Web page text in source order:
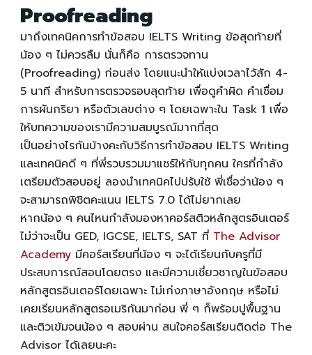
Proofreading
มาถึงเทคนิคการทําข้อสอบ IELTS Writing ข้อสุดท้ายที่
น้อง ๆ ไม่ควรลืม นั่นก็คือ การตรวจทาน
(Proofreading) ก่อนส่ง โดยแนะนำให้แบ่งเวลาไว้สัก 4-
5 นาที สำหรับการตรวจรอบสุดท้าย เพื่อดูคำผิด คำเชื่อม
การผันกริยา หรือตัวเลขต่าง ๆ โดยเฉพาะใน Task 1 เพื่อ
ให้บทความของเรามีความสมบูรณ์มากที่สุด
เป็นอย่างไรกันบ้างคะกับวิธีการทําข้อสอบ IELTS Writing
และเทคนิคดี ๆ ที่พี่รวบรวมมาแชร์ให้กับทุกคน ใครที่กำลัง
เตรียมตัวสอบอยู่ ลองนำเทคนิคไปปรับใช้ พี่เชื่อว่าน้อง ๆ
จะสามารถพิชิตคะแนน IELTS 7.0 ได้ไม่ยากเลย
หากน้อง ๆ คนไหนกำลังมองหาคอร์สติวหลักสูตรอินเตอร์
ไม่ว่าจะเป็น GED, IGCSE, IELTS, SAT ที่ The Advisor
Academyมีคอร์สเรียนที่น้อง ๆ จะได้เรียนกับครูที่มี
ประสบการณ์สอนโดยตรง และมีความเชี่ยวชาญในข้อสอบ
หลักสูตรอินเตอร์โดยเฉพาะ ไม่เก่งภาษาอังกฤษ หรือไม่
เคยเรียนหลักสูตรอเมริกันมาก่อน พี่ ๆ ก็พร้อมปูพื้นฐาน
และติวเข้มจนน้อง ๆ สอบผ่าน สนใจคอร์สเรียนติดต่อ The
Advisor ได้เลยนะคะ